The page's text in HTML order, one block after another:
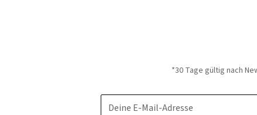
*30 Tage gültig nach
Deine E-Mail-Adresse